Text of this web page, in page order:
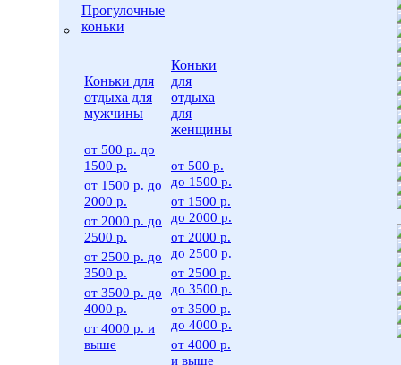
Прогулочные
коньки
Коньки для
отдыха для
мужчины
от 500 р. до
1500 р.
от 1500 р. до
2000 р.
от 2000 р. до
2500 р.
от 2500 р. до
3500 р.
от 3500 р. до
4000 р.
от 4000 р. и
выше
Коньки
для
отдыха
для
женщины
от 500 р.
до 1500 р.
от 1500 р.
до 2000 р.
от 2000 р.
до 2500 р.
от 2500 р.
до 3500 р.
от 3500 р.
до 4000 р.
от 4000 р.
и выше